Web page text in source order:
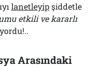
lanetleyipşiddetle
etkili ve kararlı
Arasındaki